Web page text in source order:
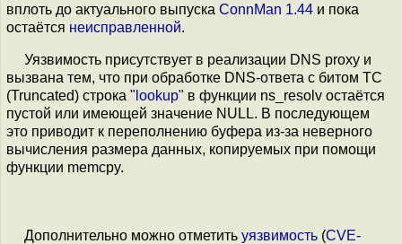
вплоть до актуального выпуска ConnMan 1.44 и пока
остаётся неисправленной.
Уязвимость присутствует в реализации DNS proxy и
вызвана тем, что при обработке DNS-ответа с битом TC
(Truncated) строка " lookup" в функции ns_resolv остаётся
пустой или имеющей значение NULL. В последующем
это приводит к переполнению буфера из-за неверного
вычисления размера данных, копируемых при помощи
функции memcpy.
Дополнительно можно отметить уязвимость (CVE-